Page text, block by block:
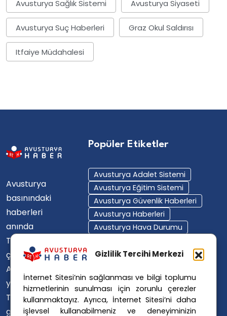
Gizlilik Tercihi Merkezi
İnternet Sitesi’nin sağlanması ve bilgi toplumu
hizmetlerinin sunulması için zorunlu çerezler
kullanmaktayız. Ayrıca, İnternet Sitesi’ni daha
işlevsel kullanabilmeniz ve deneyiminizin
Avusturya Sağlık Sistemi Avusturya Siyaseti
Avusturya Suç Haberleri Graz Okul Saldırısı
Itfaiye Müdahalesi
Avusturya
basınındaki
haberleri
anında
Türkçe'ye
çevirerek,
Avusturya'da
yaşayan
Türklerin ülke
gündemini
Popüler Etiketler
Avusturya Adalet Sistemi
Avusturya Eğitim Sistemi
Avusturya Güvenlik Haberleri
Avusturya Haberleri
Avusturya Hava Durumu
Avusturya Polisi
Avusturya Polis Soruşturması
Avusturya Sağlık Sistemi
Avusturya Siyaseti